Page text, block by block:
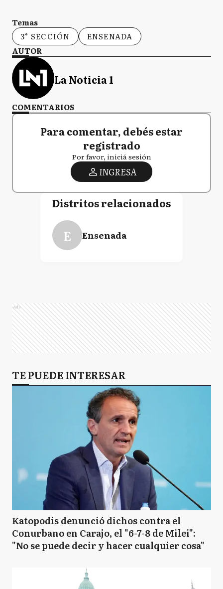
Temas
3° SECCIÓN
ENSENADA
AUTOR
La Noticia 1
COMENTARIOS
Para comentar, debés estar
registrado
Por favor, iniciá sesión
INGRESA
Distritos relacionados
E Ensenada
Ads
TE PUEDE INTERESAR
Katopodis denunció dichos contra el
Conurbano en Carajo, el "6-7-8 de Milei":
"No se puede decir y hacer cualquier cosa"